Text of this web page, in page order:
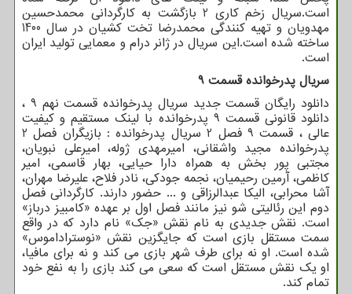
است.سریال زخم کاری 2 بازگشت به کارگردانی محمدحسین
مهدویان و تهیه کنندگی محمدرضا تخت کشیان در سال 1400
ساخته شده است.این سریال در ژانر درام و معمایی تولید ایران
است.
سریال پدرخوانده قسمت 9
دانلود رایگان قسمت جدید سریال پدرخوانده قسمت نهم 9 ،
دانلود قانونی قسمت 9 پدرخوانده با لینک مستقیم و کیفیت
عالی ، قسمت 9 فصل 2 سریال پدرخوانده : بازیگران فصل 2
پدرخوانده مجید واشقانی، امیرمهدی ژوله، امیرعلی نبویان،
مجتبی پور بخش به همراه دارا حیایی، بهار قاسمی، امیر
کاظمی، آرمین رحیمیان، نجمه جودکی، نادر فلاح، علیرضا مهران،
آشا محرابی، الیکا عبدالرزاقی و ... حضور دارند. کارگردانی فصل
دوم این رئالیتی شو نیز مانند فصل اول بر عهده «کامبیز درباز»
است. نقش جدیدی به نام نقش «جک» نام دارد که در واقع
سمت مستقل بازی است که جایگزین نقش «نوستراداموس»
شده است. او نه برای طرف شهر بازی می کند و نه برای مافیا،
او یک نقش مستقل است که سعی می کند بازی را به نفع خود
تمام کند.